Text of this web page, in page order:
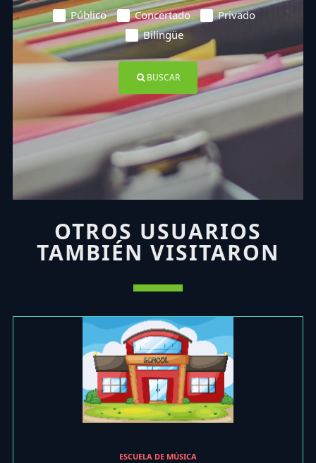
Público Concertado
Privado
Bilingüe
BUSCAR
OTROS USUARIOS
TAMBIÉN VISITARON
ESCUELA DE MÚSICA